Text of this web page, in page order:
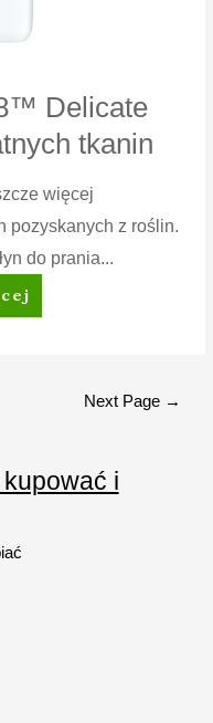
Delicate
tkanin
więcej
pozyskanych z roślin.
do prania...
Next Page →
kupować i